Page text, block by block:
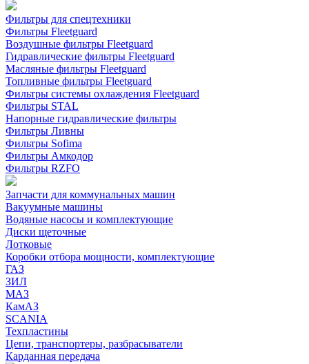
Фильтры для спецтехники
Фильтры Fleetguard
Воздушные фильтры Fleetguard
Гидравлические фильтры Fleetguard
Масляные фильтры Fleetguard
Топливные фильтры Fleetguard
Фильтры системы охлаждения Fleetguard
Фильтры STAL
Напорные гидравлические фильтры
Фильтры Ливны
Фильтры Sofima
Фильтры Амкодор
Фильтры RZFO
Запчасти для коммунальных машин
Вакуумные машины
Водяные насосы и комплектующие
Диски щеточные
Лотковые
Коробки отбора мощности, комплектующие
ГАЗ
ЗИЛ
МАЗ
КамАЗ
SCANIA
Техпластины
Цепи, транспортеры, разбрасыватели
Карданная передача